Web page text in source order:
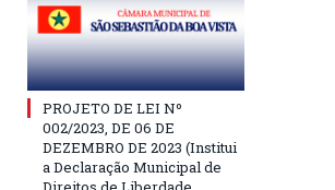
PROJETO DE LEI Nº
002/2023, DE 06 DE
DEZEMBRO DE 2023 (Institui
a Declaração Municipal de